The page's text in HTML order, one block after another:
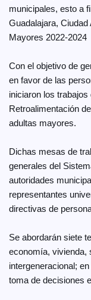
municipales, esto a
Guadalajara,
Mayores 2022-2024
Con el objetivo de
en favor de las
iniciaron los
Retroalimentación
adultas mayores.
Dichas mesas de
generales del
autoridades
representantes
directivas de
Se abordarán siete
economía, vivienda,
intergeneracional;
toma de decisiones